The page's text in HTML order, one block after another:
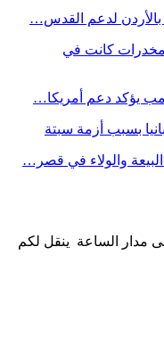
لدعم القدس…
مخدرات كانت في
يؤكد دعم أمريكا…
بسبب أزمة سبتة
والولاء في قصر…
مدار الساعة ينقل لكم